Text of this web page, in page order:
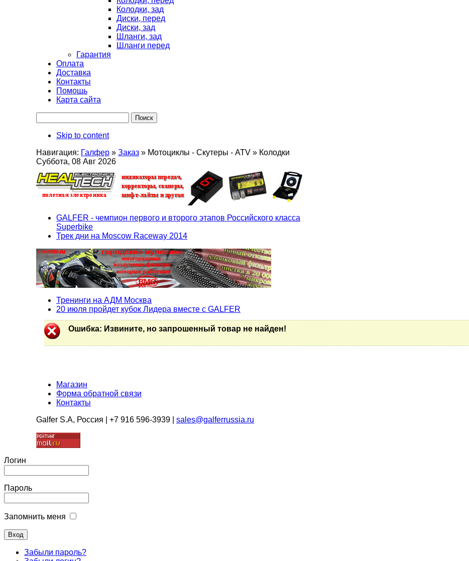
Колодки, зад
Диски, перед
Диски, зад
Шланги, зад
Шланги перед
Гарантия
Оплата
Доставка
Контакты
Помощь
Карта сайта
Skip to content
Навигация: Галфер » Заказ » Мотоциклы - Скутеры - ATV » Колодки
Суббота, 08 Авг 2026
GALFER - чемпион первого и второго этапов Российского класса
Superbike
Трек дни на Moscow Raceway 2014
Тренинги на АДМ Москва
20 июля пройдет кубок Лидера вместе с GALFER
Ошибка: Извините, но запрошенный товар не найден!
Магазин
Форма обратной связи
Контакты
Galfer S.A, Россия | +7 916 596-3939 | sales@galferrussia.ru
Логин
Пароль
Запомнить меня
Забыли пароль?